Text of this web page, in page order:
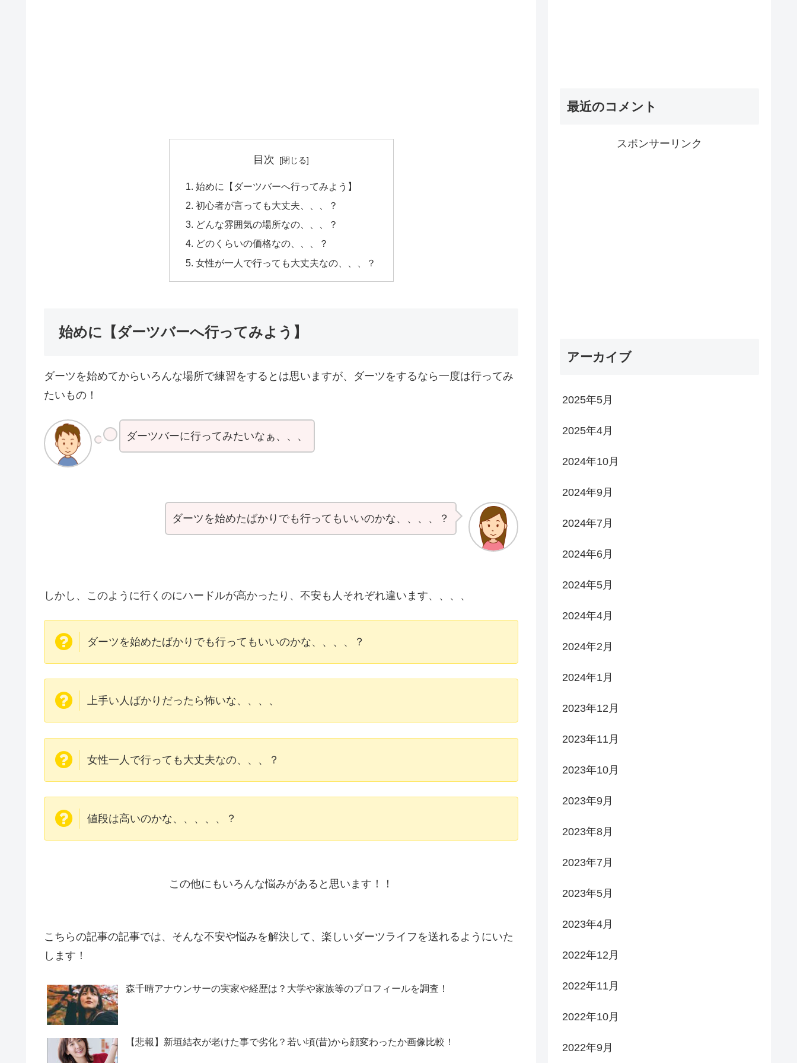
目次
始めに【ダーツバーへ行ってみよう】
初心者が言っても大丈夫、、、？
どんな雰囲気の場所なの、、、？
どのくらいの価格なの、、、？
女性が一人で行っても大丈夫なの、、、？
始めに【ダーツバーへ行ってみよう】
ダーツを始めてからいろんな場所で練習をするとは思いますが、ダーツをするなら一度は行ってみ
たいもの！
ダーツバーに行ってみたいなぁ、、、
ダーツを始めたばかりでも行ってもいいのかな、、、、？
しかし、このように行くのにハードルが高かったり、不安も人それぞれ違います、、、、
ダーツを始めたばかりでも行ってもいいのかな、、、、？
上手い人ばかりだったら怖いな、、、、
女性一人で行っても大丈夫なの、、、？
値段は高いのかな、、、、、？
この他にもいろんな悩みがあると思います！！
こちらの記事の記事では、そんな不安や悩みを解決して、楽しいダーツライフを送れるようにいた
します！
森千晴アナウンサーの実家や経歴は？大学や家族等のプロフィールを調査！
【悲報】新垣結衣が老けた事で劣化？若い頃(昔)から顔変わったか画像比較！
最近のコメント
スポンサーリンク
アーカイブ
2025年5月
2025年4月
2024年10月
2024年9月
2024年7月
2024年6月
2024年5月
2024年4月
2024年2月
2024年1月
2023年12月
2023年11月
2023年10月
2023年9月
2023年8月
2023年7月
2023年5月
2023年4月
2022年12月
2022年11月
2022年10月
2022年9月